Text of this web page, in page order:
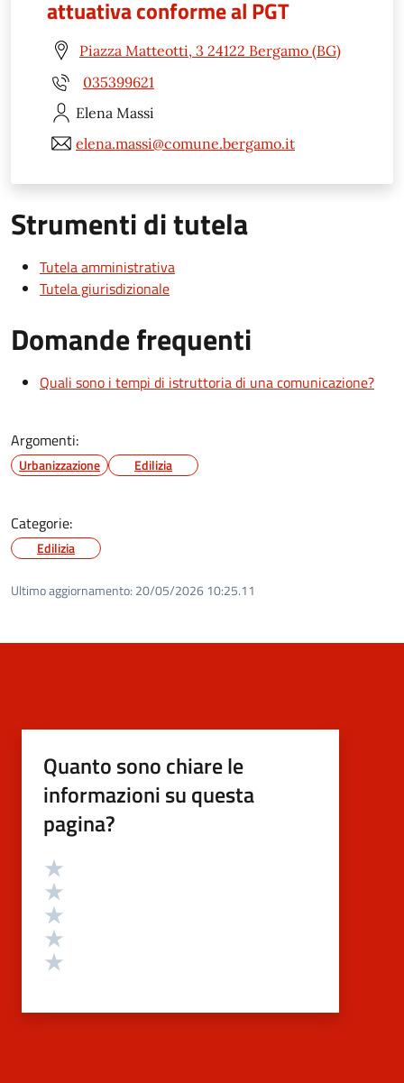
attuativa conforme al PGT
Piazza Matteotti, 3 24122 Bergamo (BG)
035399621
Elena Massi
elena.massi@comune.bergamo.it
Strumenti di tutela
Tutela amministrativa
Tutela giurisdizionale
Domande frequenti
Quali sono i tempi di istruttoria di una comunicazione?
Argomenti:
Urbanizzazione Edilizia
Categorie:
Edilizia
Ultimo aggiornamento: 20/05/2026 10:25.11
Quanto sono chiare le
informazioni su questa
pagina?
Valutazione